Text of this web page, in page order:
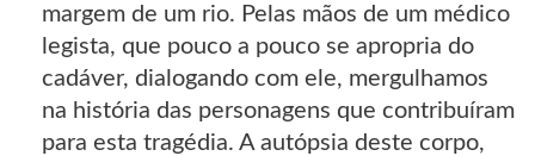
margem de um rio. Pelas mãos de um médico
legista, que pouco a pouco se apropria do
cadáver, dialogando com ele, mergulhamos
na história das personagens que contribuíram
para esta tragédia. A autópsia deste corpo,